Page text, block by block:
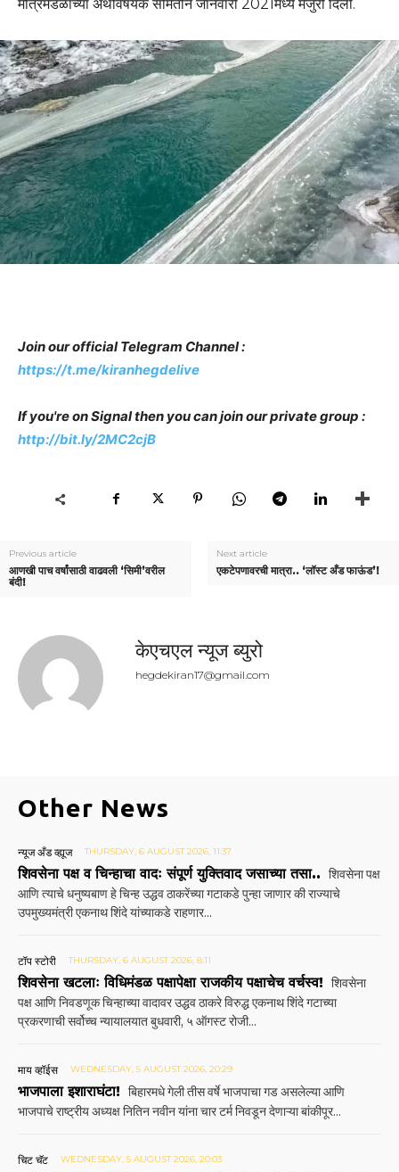
मंत्रिमंडळाच्या अर्थविषयक समितीने जानेवारी 2021मध्ये मंजुरी दिली.
Join our official Telegram Channel :
https://t.me/kiranhegdelive
If you're on Signal then you can join our private group :
http://bit.ly/2MC2cjB
Previous article
आणखी पाच वर्षांसाठी वाढवली ‘सिमी’वरील
बंदी!
Next article
एकटेपणावरची मात्रा.. ‘लॉस्ट अँड फाऊंड’!
केएचएल न्यूज ब्युरो
hegdekiran17@gmail.com
Other News
न्यूज अँड व्ह्यूज THURSDAY, 6 AUGUST 2026, 11:37
शिवसेना पक्ष व चिन्हाचा वादः संपूर्ण युक्तिवाद जसाच्या तसा.. शिवसेना पक्ष
आणि त्याचे धनुष्यबाण हे चिन्ह उद्धव ठाकरेंच्या गटाकडे पुन्हा जाणार की राज्याचे
उपमुख्यमंत्री एकनाथ शिंदे यांच्याकडे राहणार...
टॉप स्टोरी THURSDAY, 6 AUGUST 2026, 8:11
शिवसेना खटलाः विधिमंडळ पक्षापेक्षा राजकीय पक्षाचेच वर्चस्व! शिवसेना
पक्ष आणि निवडणूक चिन्हाच्या वादावर उद्धव ठाकरे विरुद्ध एकनाथ शिंदे गटाच्या
प्रकरणाची सर्वोच्च न्यायालयात बुधवारी, ५ ऑगस्ट रोजी...
माय व्हॉईस WEDNESDAY, 5 AUGUST 2026, 20:29
भाजपाला इशाराघंटा! बिहारमधे गेली तीस वर्षे भाजपाचा गड असलेल्या आणि
भाजपाचे राष्ट्रीय अध्यक्ष नितिन नवीन यांना चार टर्म निवडून देणाऱ्या बांकीपूर...
चिट चॅट WEDNESDAY, 5 AUGUST 2026, 20:03